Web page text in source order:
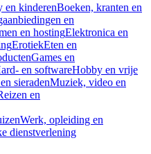
en kinderenBoeken, kranten en
en
en hostingElektronica en
ErotiekEten en
Games en
en softwareHobby en vrije
sieradenMuziek, video en
en
Werk, opleiding en
dienstverlening